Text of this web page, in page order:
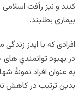
کنند و نیز رأفت اسلامی
بیماری بطلبند.
افرادی که با ایدز
در بهبود توانمندي
به عنوان افراد
بدین ترتیب در کاهش